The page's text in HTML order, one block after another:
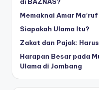
Memaknai Amar
Siapakah Ulama Itu?
Zakat dan Pajak:
Harapan Besar pada
Ulama di Jombang